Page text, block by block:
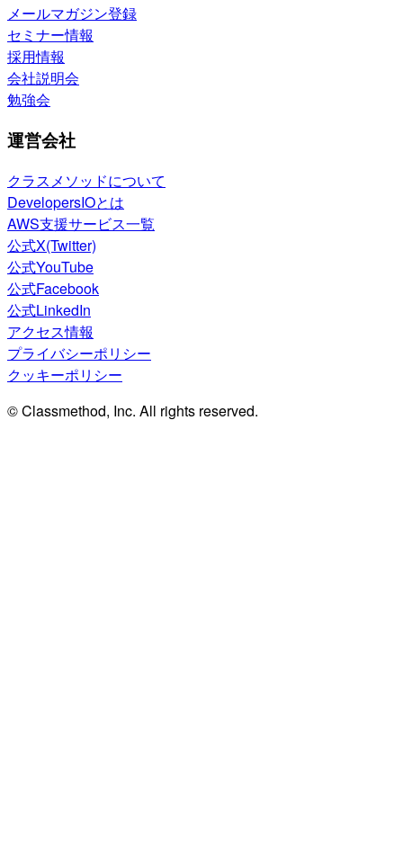
メールマガジン登録
セミナー情報
採用情報
会社説明会
勉強会
運営会社
クラスメソッドについて
DevelopersIOとは
AWS支援サービス一覧
公式X(Twitter)
公式YouTube
公式Facebook
公式LinkedIn
アクセス情報
プライバシーポリシー
クッキーポリシー
© Classmethod, Inc. All rights reserved.